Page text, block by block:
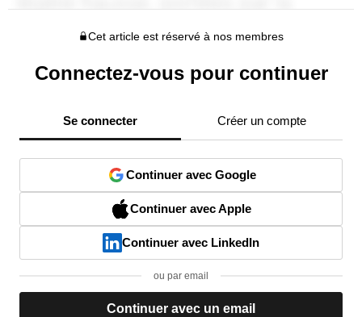
Cet article est réservé à nos membres
Connectez-vous pour continuer
Se connecter Créer un compte
Continuer avec Google
Continuer avec Apple
Continuer avec LinkedIn
ou par email
Continuer avec un email